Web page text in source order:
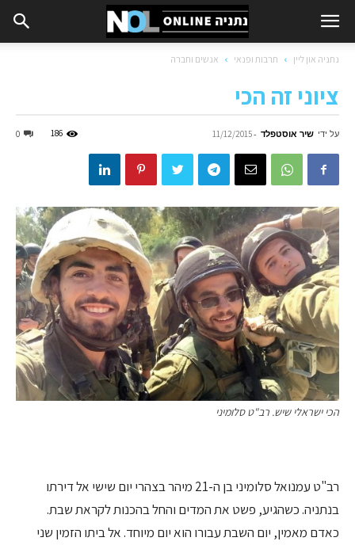
נתניה און ליין תרבות ופנאי אנשים וחברה
ציוני זה הכי
על ידי שיר אוסטפלד -
11/12/2015
0 186
הכי ישראלי שיש. רב"ט סלומיני
רב"ט עמנואל סלומיני בן ה-21 מיהר בצהרי יום שישי אל דירתו
בנתניה. כשהגיע, פשט את המדים והחל בהכנות לקראת שבת.
כאדם מאמין, יום השבת עבורו הוא יום מיוחד. אל ביתו הזמין שני